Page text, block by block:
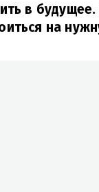
в будущее.
на